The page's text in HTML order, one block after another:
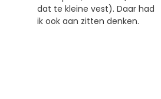
dat te kleine vest). Daar had
ik ook aan zitten denken.